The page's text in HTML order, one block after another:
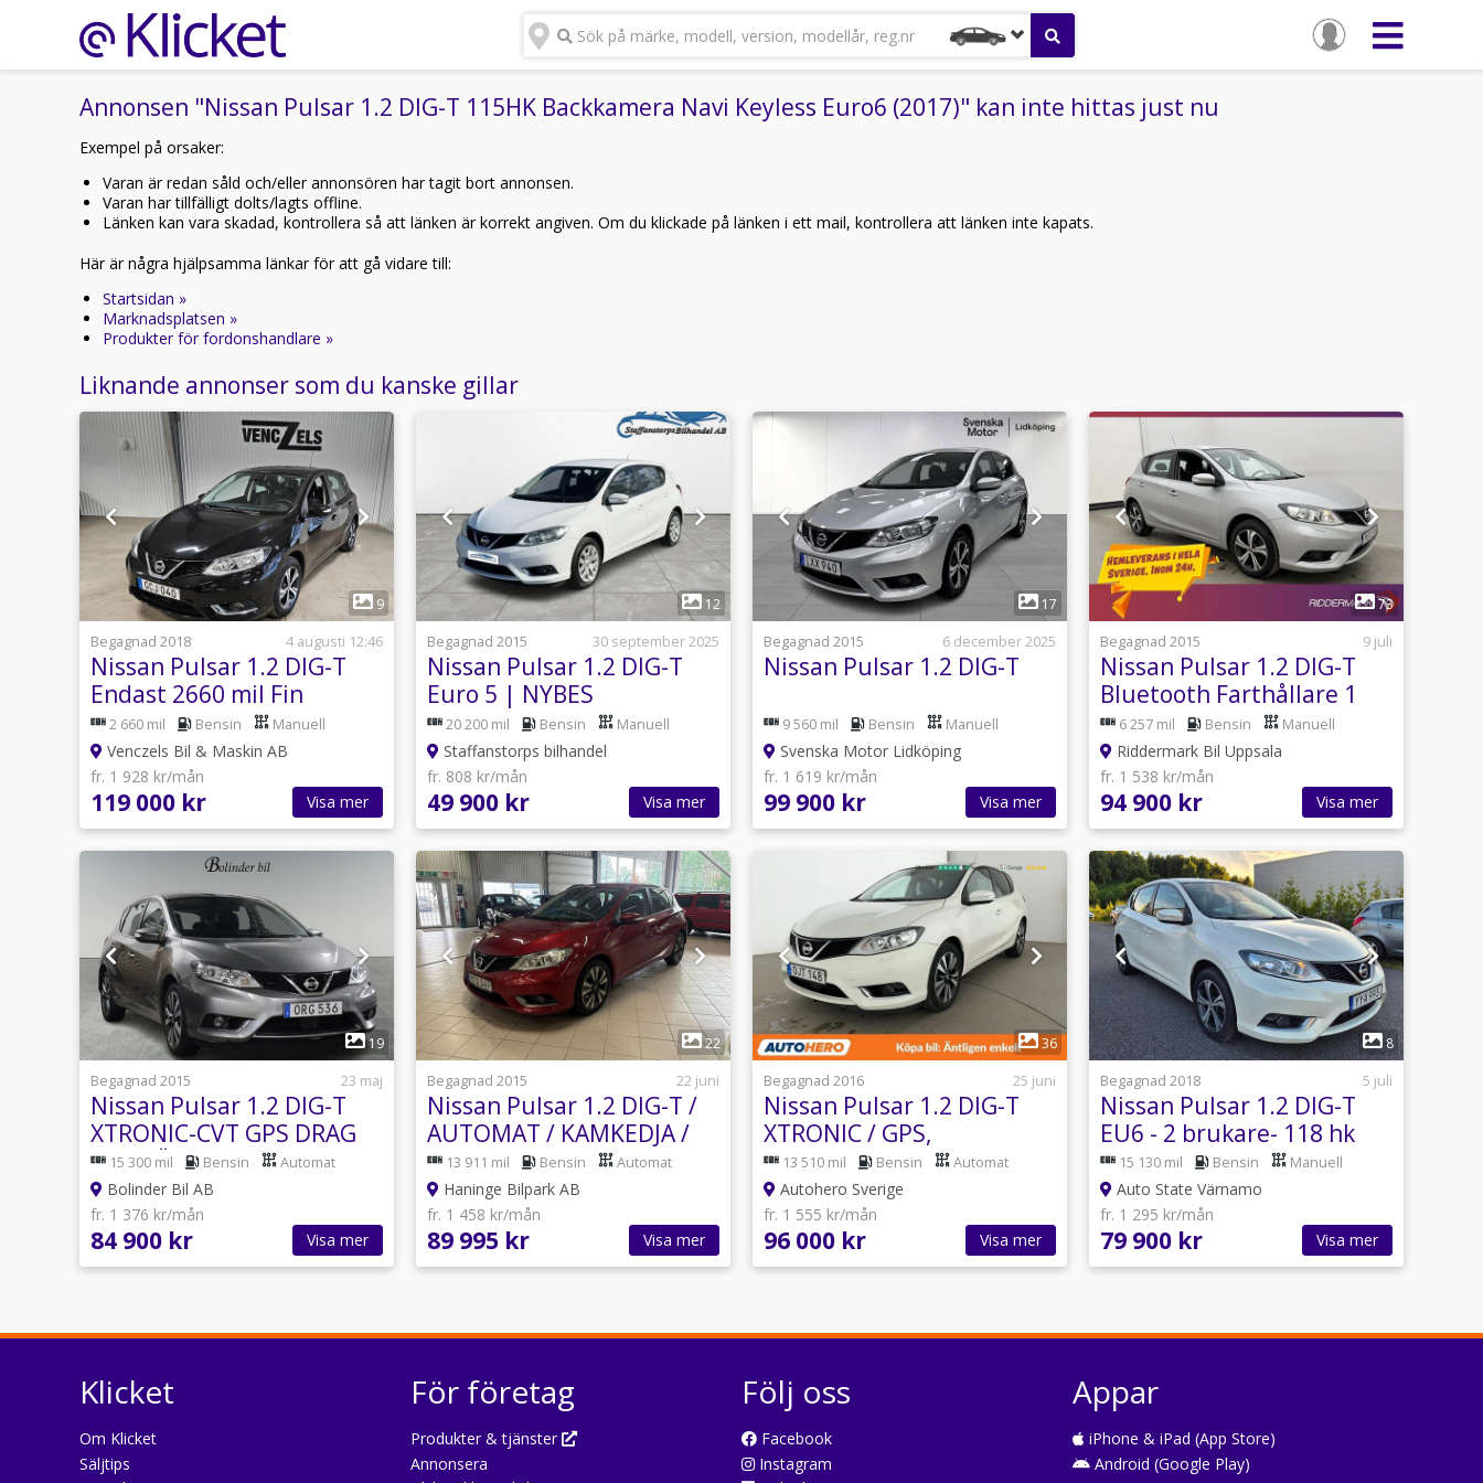
Sök på märke, modell, version, modellår, reg.nr
Annonsen "Nissan Pulsar 1.2 DIG-T 115HK Backkamera Navi Keyless Euro6 (2017)" kan inte hittas just nu
Exempel på orsaker:
Varan är redan såld och/eller annonsören har tagit bort annonsen.
Varan har tillfälligt dolts/lagts offline.
Länken kan vara skadad, kontrollera så att länken är korrekt angiven. Om du klickade på länken i ett mail, kontrollera att länken inte kapats.
Här är några hjälpsamma länkar för att gå vidare till:
Startsidan »
Marknadsplatsen »
Produkter för fordonshandlare »
Liknande annonser som du kanske gillar
1
9
Begagnad 2018
4 augusti 12:46
Nissan Pulsar 1.2 DIG-T
Endast 2660 mil Fin
Prissänkt
2 660 mil Bensin Manuell
Venczels Bil & Maskin AB
fr. 1 928 kr/mån
119 000 kr Visa mer
1
12
Begagnad 2015
30 september 2025
Nissan Pulsar 1.2 DIG-T
Euro 5 | NYBES
20 200 mil Bensin Manuell
Staffanstorps bilhandel
fr. 808 kr/mån
49 900 kr Visa mer
1
17
Begagnad 2015
6 december 2025
Nissan Pulsar 1.2 DIG-T
9 560 mil Bensin Manuell
Svenska Motor Lidköping
fr. 1 619 kr/mån
99 900 kr Visa mer
73
Begagnad 2015
9 juli
Nissan Pulsar 1.2 DIG-T
Bluetooth Farthållare 1
Brukare
6 257 mil Bensin Manuell
Riddermark Bil Uppsala
fr. 1 538 kr/mån
94 900 kr Visa mer
1
19
Begagnad 2015
23 maj
Nissan Pulsar 1.2 DIG-T
XTRONIC-CVT GPS DRAG
1,95 RÄNTA BES HEMLEV
15 300 mil Bensin Automat
Bolinder Bil AB
fr. 1 376 kr/mån
84 900 kr Visa mer
1
22
Begagnad 2015
22 juni
Nissan Pulsar 1.2 DIG-T /
AUTOMAT / KAMKEDJA /
13 911 mil Bensin Automat
Haninge Bilpark AB
fr. 1 458 kr/mån
89 995 kr Visa mer
1
36
Begagnad 2016
25 juni
Nissan Pulsar 1.2 DIG-T
XTRONIC / GPS,
Backkamera
13 510 mil Bensin Automat
Autohero Sverige
fr. 1 555 kr/mån
96 000 kr Visa mer
1
8
Begagnad 2018
5 juli
Nissan Pulsar 1.2 DIG-T
EU6 - 2 brukare- 118 hk
nyservad
15 130 mil Bensin Manuell
Auto State Värnamo
fr. 1 295 kr/mån
79 900 kr Visa mer
Klicket
Om Klicket
Säljtips
För företag
Produkter & tjänster
Annonsera
Följ oss
Facebook
Instagram
Appar
iPhone & iPad (App Store)
Android (Google Play)